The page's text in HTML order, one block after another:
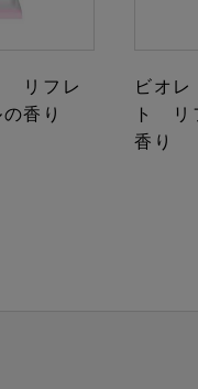
リフレ
の香り
ビオ
ト リ
香り